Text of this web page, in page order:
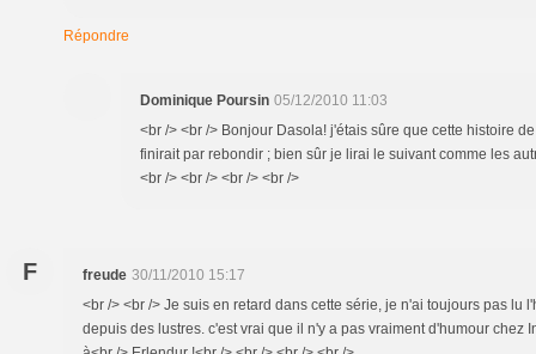
Répondre
Dominique Poursin 05/12/2010 11:03
<br /> <br /> Bonjour Dasola! j'étais sûre que cette histoire
finirait par rebondir ; bien sûr je lirai le suivant comme les
<br /> <br /> <br /> <br />
F freude 30/11/2010 15:17
<br /> <br /> Je suis en retard dans cette série, je n'ai toujours pas lu
depuis des lustres. c'est vrai que il n'y a pas vraiment d'humour chez